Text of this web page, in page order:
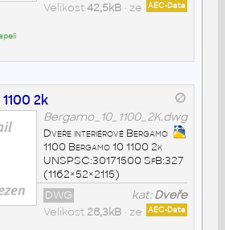
AEC-Data
Velikost 42,5kB• ze
2k
Bergamo_10_1100_2K.dwg
Dveře interiérové Bergamo
1100 Bergamo 10 1100 2k
UNSPSC:30171500 SfB:327
(1162×52×2115)
kat:Dveře
DWG
AEC-Data
Velikost 28,3kB• ze